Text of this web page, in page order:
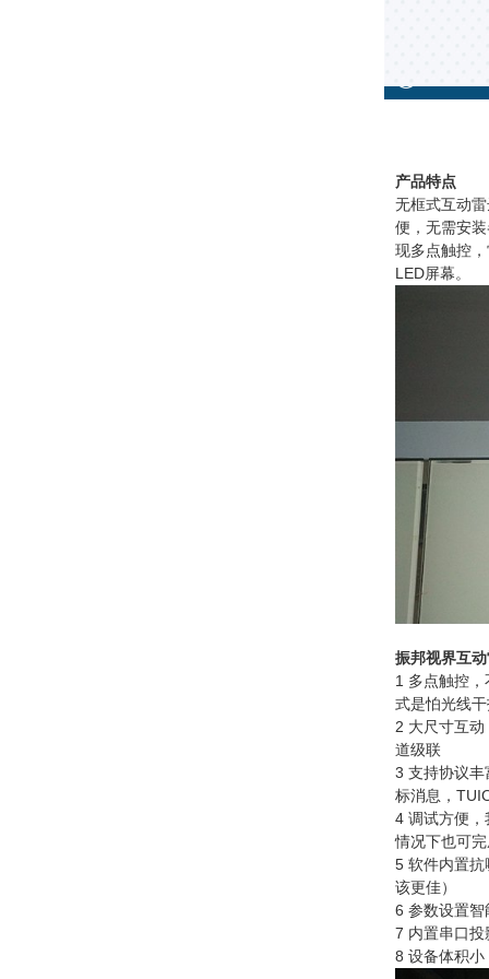
产品特点
无框式互动
便，无需安
现多点触控
LED屏幕。
振邦视界互
1 多点触控
式是怕光线
2 大尺寸互
道级联
3 支持协议
标消息，
4 调试方便，
情况下也可
5 软件内置
该更佳）
6 参数设置
7 内置串口投
8 设备体积